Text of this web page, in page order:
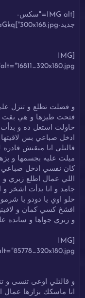
[IMG alt="سكس-
جديد-300x168.jpg"]https://linkawynet.xyz/raGkq
[IMG
alt="16811_320x180.jpg"]https://linkawynet.xyz/H4gbmp4
و فضلت تطلع و تنزل
فتحت طيزها و هي بقت
حاولت استغل ده و
ادخل صباعي بس
قالتلي انا مبقتش
ميلت عليه بجسمها و
كان نفسي ادخل صباعي
اللي عمال اطلع زبري و
جامد و انا بدأت اشخر و
حلو اوي يا دودو يا
افشخ كسي كمان و
و زبري جواها و سانده
[IMG
linkawynet.xyz/cRKpbsEO
و قالتلي اوعى تنسى و
انا ماسكك بزازها